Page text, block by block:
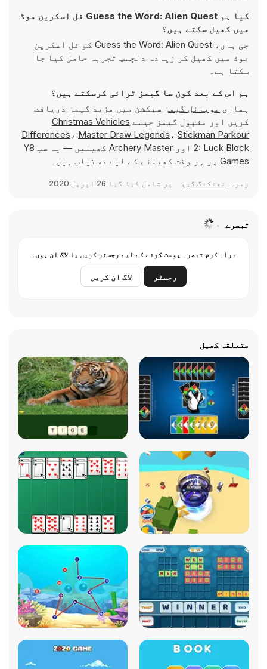
کیا ہم Guess the Word: Alien Quest فل اسکرین موڈ
میں کھیل سکتے ہیں؟
جی ہاں، Guess the Word: Alien Quest کو فل اسکرین
موڈ میں کھیل کر زیادہ دلچسپ تجربہ حاصل کیا جا
سکتا ہے۔
ہم اس کے بعد کون سا گیمز ٹرائی کرسکتے ہیں؟
ہماری موبائل گیمز سیکشن میں مزید گیمز دریافت
کریں اور مقبول گیمز جیسے Christmas Vehicles
Differences ، Master Draw Legends ، Stickman Parkour
2: Luck Block اور Archery Master
کھیلیں — یہ سب Y8
Games پر ہر وقت کھیلنے کے لیے دستیاب ہیں۔
زمرہ: تھنکنگ گیم پر شامل کیا گیا 26 اپریل 2020
تبصرے
براہ کرم تبصرہ پوسٹ کرنے کے لیے رجسٹر کریں یا لاگ ان ہوں۔
رجسٹر لاگ ان کریں
متعلقہ کھیل